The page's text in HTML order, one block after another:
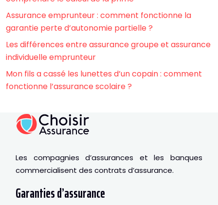
Assurance emprunteur : comment fonctionne la
garantie perte d’autonomie partielle ?
Les différences entre assurance groupe et assurance
individuelle emprunteur
Mon fils a cassé les lunettes d’un copain : comment
fonctionne l’assurance scolaire ?
Les compagnies d’assurances et les banques
commercialisent des contrats d’assurance.
Garanties d’assurance